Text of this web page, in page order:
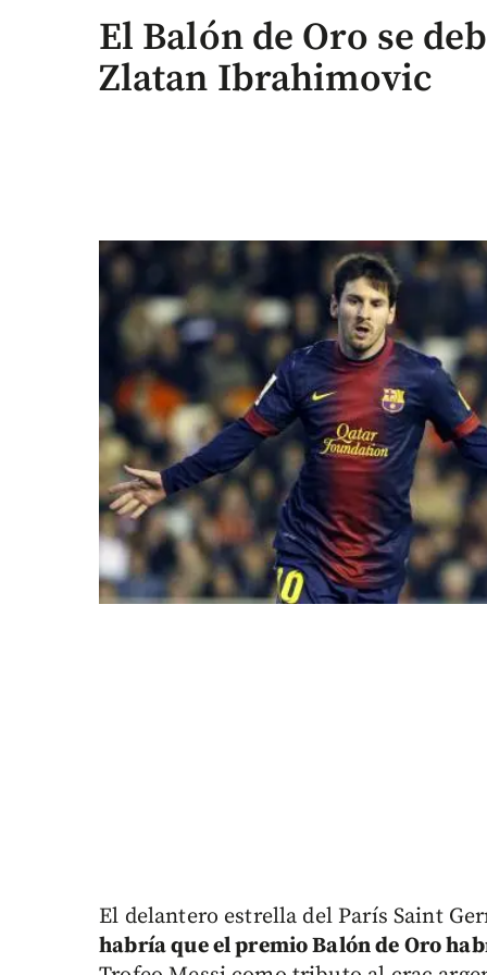
El Balón de Oro se
Zlatan Ibrahimovic
El delantero estrella del París Saint
habría que el premio Balón de Oro